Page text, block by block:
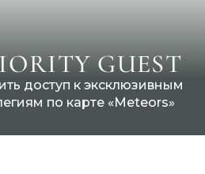
GUEST
доступ к эксклюзивным
по карте «Meteors»